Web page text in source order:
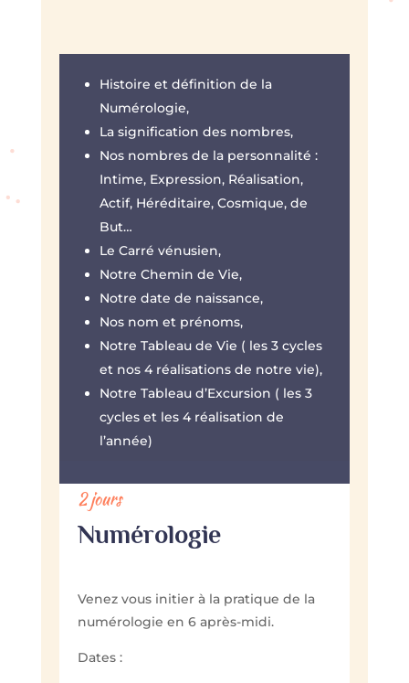
Histoire et définition de la
Numérologie,
La signification des nombres,
Nos nombres de la personnalité :
Intime, Expression, Réalisation,
Actif, Héréditaire, Cosmique, de
But…
Le Carré vénusien,
Notre Chemin de Vie,
Notre date de naissance,
Nos nom et prénoms,
Notre Tableau de Vie ( les 3 cycles
et nos 4 réalisations de notre vie),
Notre Tableau d’Excursion ( les 3
cycles et les 4 réalisation de
l’année)
2 jours
Numérologie
Venez vous initier à la pratique de la
numérologie en 6 après-midi.
Dates :